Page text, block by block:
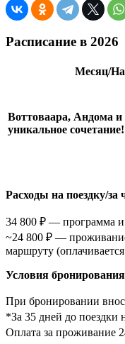
Расписание в 2026
Месяц/
Воттоваара, Андома и
уникальное сочетание!
Расходы на поездку/за
34 800 ₽ — программа
~24 800 ₽ —
маршруту
Условия бронирования
При бронировании
*За 35 дней до поездки
Оплата за проживание